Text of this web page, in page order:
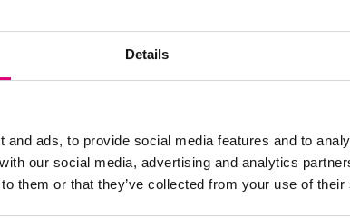
Details
and ads, to provide social media features and to
our social media, advertising and analytics
them or that they’ve collected from your use of
Was in de
voorkomt
Was zo
Controleer
kledingstuk
100% katoen